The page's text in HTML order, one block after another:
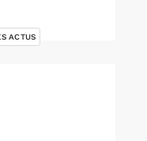
ACTUS